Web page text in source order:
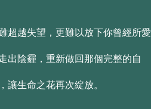
超越失望，更難以放下你曾經所愛
出陰霾，重新做回那個完整的自
讓生命之花再次綻放。